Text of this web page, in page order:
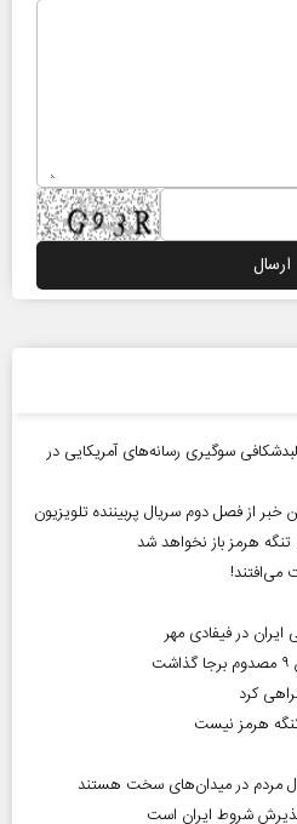
سوگیری رسانه‌های آمریکایی در
تنگه هرمز باز نخواهد شد
می‌افتند!
کرد
هرمز نیست
مردم در میدان‌های سخت هستند
شروط ایران است